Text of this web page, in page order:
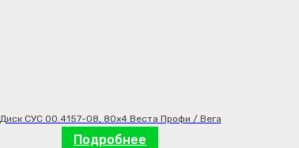
Диск СУС 00.4157-08, 80х4 Веста Профи / Вега
Подробнее